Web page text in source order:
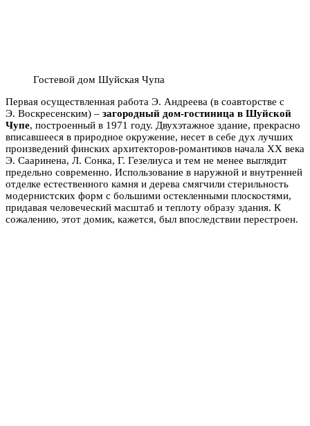
Гостевой дом Шуйская Чупа
Первая осуществленная работа Э. Андреева (в соавторстве с
Э. Воскресенским) – загородный дом-гостиница в Шуйской
Чупе, построенный в 1971 году. Двухэтажное здание, прекрасно
вписавшееся в природное окружение, несет в себе дух лучших
произведений финских архитекторов-романтиков начала ХХ века
Э. Сааринена, Л. Сонка, Г. Гезелиуса и тем не менее выглядит
предельно современно. Использование в наружной и внутренней
отделке естественного камня и дерева смягчили стерильность
модернистских форм с большими остекленными плоскостями,
придавая человеческий масштаб и теплоту образу здания. К
сожалению, этот домик, кажется, был впоследствии перестроен.